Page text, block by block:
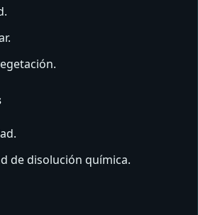
de disolución química.